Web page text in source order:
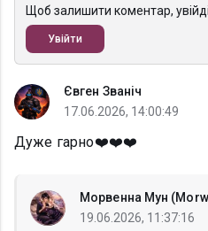
Щоб залишити коментар,
Увійти
Євген Званіч
17.06.2026, 14:00:49
Дуже гарно❤️❤️❤️
Морвенна Мун
19.06.2026, 11:37:16